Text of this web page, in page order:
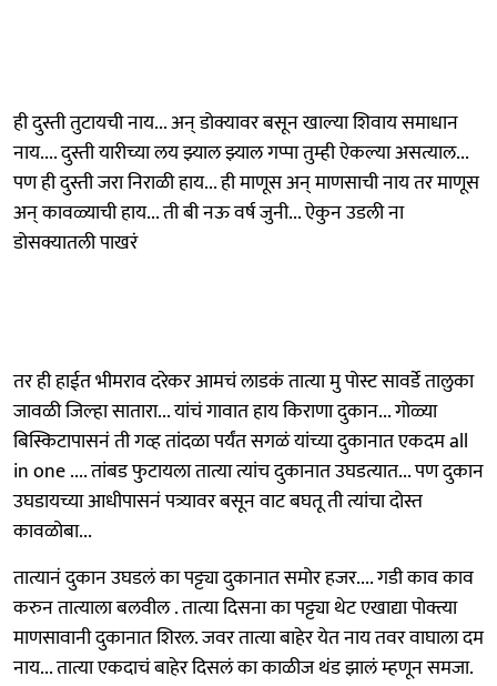
ही दुस्ती तुटायची नाय... अन् डोक्यावर बसून खाल्या शिवाय समाधान
नाय.... दुस्ती यारीच्या लय झ्याल झ्याल गप्पा तुम्ही ऐकल्या असत्याल...
पण ही दुस्ती जरा निराळी हाय... ही माणूस अन् माणसाची नाय तर माणूस
अन् कावळ्याची हाय... ती बी नऊ वर्ष जुनी... ऐकुन उडली ना
डोसक्यातली पाखरं
तर ही हाईत भीमराव दरेकर आमचं लाडकं तात्या मु पोस्ट सावर्डे तालुका
जावळी जिल्हा सातारा... यांचं गावात हाय किराणा दुकान... गोळ्या
बिस्किटापासनं ती गव्ह तांदळा पर्यंत सगळं यांच्या दुकानात एकदम all
in one .... तांबड फुटायला तात्या त्यांच दुकानात उघडत्यात... पण दुकान
उघडायच्या आधीपासनं पत्र्यावर बसून वाट बघतू ती त्यांचा दोस्त
कावळोबा...
तात्यानं दुकान उघडलं का पट्ट्या दुकानात समोर हजर.... गडी काव काव
करुन तात्याला बलवील . तात्या दिसना का पट्ट्या थेट एखाद्या पोक्त्या
माणसावानी दुकानात शिरल. जवर तात्या बाहेर येत नाय तवर वाघाला दम
नाय... तात्या एकदाचं बाहेर दिसलं का काळीज थंड झालं म्हणून समजा.